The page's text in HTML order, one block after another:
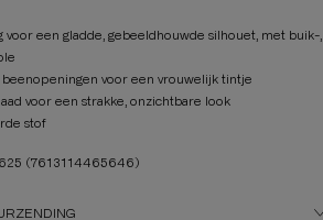
voor een gladde, gebeeldhouwde silhouet, met buik-,
voor een vrouwelijk tintje
voor een strakke, onzichtbare look
stof
(7613114465646)